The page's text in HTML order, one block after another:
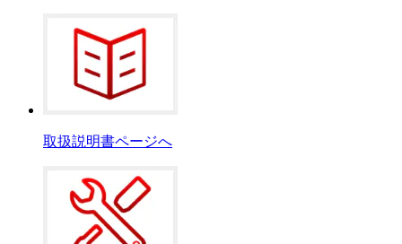
取扱説明書ページへ